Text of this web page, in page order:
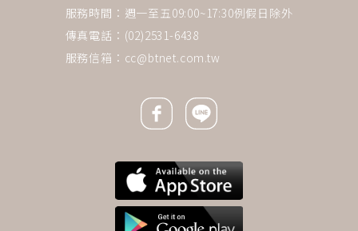
服務時間：週一至五09:00~17:30例假日除外
傳真電話：(02)2531-6438
服務信箱： cc@btnet.com.tw
Facebook icon
Line icon